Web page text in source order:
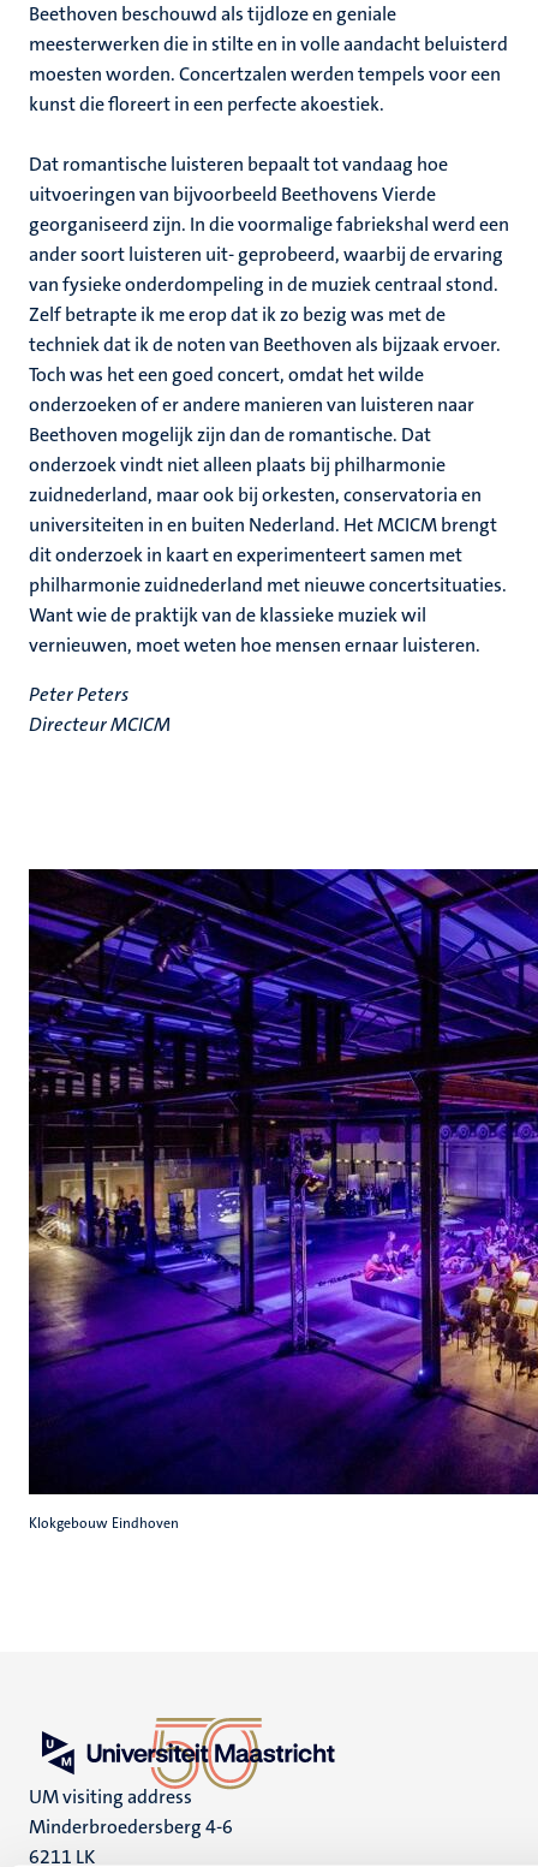
Beethoven beschouwd als tijdloze en geniale
meesterwerken die in stilte en in volle aandacht beluisterd
moesten worden. Concertzalen werden tempels voor een
kunst die floreert in een perfecte akoestiek.
Dat romantische luisteren bepaalt tot vandaag hoe
uitvoeringen van bijvoorbeeld Beethovens Vierde
georganiseerd zijn. In die voormalige fabriekshal werd een
ander soort luisteren uit- geprobeerd, waarbij de ervaring
van fysieke onderdompeling in de muziek centraal stond.
Zelf betrapte ik me erop dat ik zo bezig was met de
techniek dat ik de noten van Beethoven als bijzaak ervoer.
Toch was het een goed concert, omdat het wilde
onderzoeken of er andere manieren van luisteren naar
Beethoven mogelijk zijn dan de romantische. Dat
onderzoek vindt niet alleen plaats bij philharmonie
zuidnederland, maar ook bij orkesten, conservatoria en
universiteiten in en buiten Nederland. Het MCICM brengt
dit onderzoek in kaart en experimenteert samen met
philharmonie zuidnederland met nieuwe concertsituaties.
Want wie de praktijk van de klassieke muziek wil
vernieuwen, moet weten hoe mensen ernaar luisteren.
Peter Peters
Directeur MCICM
Klokgebouw Eindhoven
UM visiting address
Minderbroedersberg 4-6
6211 LK